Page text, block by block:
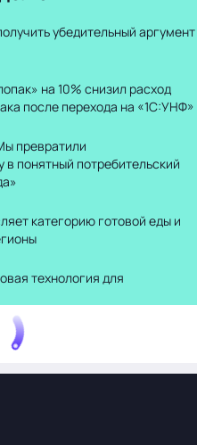
убедительный аргумент
на 10% снизил расход
после перехода на «1С:УНФ»
превратили
в понятный потребительский
категорию готовой еды и
технология для